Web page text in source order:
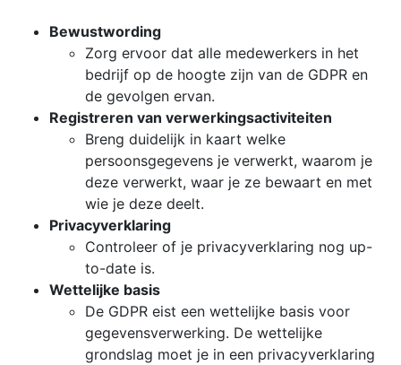
Bewustwording
Zorg ervoor dat alle medewerkers in het
bedrijf op de hoogte zijn van de GDPR en
de gevolgen ervan.
Registreren van verwerkingsactiviteiten
Breng duidelijk in kaart welke
persoonsgegevens je verwerkt, waarom je
deze verwerkt, waar je ze bewaart en met
wie je deze deelt.
Privacyverklaring
Controleer of je privacyverklaring nog up-
to-date is.
Wettelijke basis
De GDPR eist een wettelijke basis voor
gegevensverwerking. De wettelijke
grondslag moet je in een privacyverklaring